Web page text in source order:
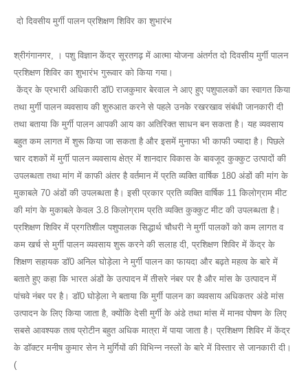
दो दिवसीय मुर्गी पालन प्रशिक्षण शिविर का शुभारंभ
श्रीगंगानगर, । पशु विज्ञान केंद्र सूरतगढ़ में आत्मा योजना अंतर्गत दो दिवसीय मुर्गी पालन
प्रशिक्षण शिविर का शुभारंभ गुरूवार को किया गया।
केंद्र के प्रभारी अधिकारी डॉ0 राजकुमार बेरवाल ने आए हुए पशुपालकों का स्वागत किया
तथा मुर्गी पालन व्यवसाय की शुरुआत करने से पहले उनके रखरखाव संबंधी जानकारी दी
तथा बताया कि मुर्गी पालन आपकी आय का अतिरिक्त साधन बन सकता है। यह व्यवसाय
बहुत कम लागत में शुरू किया जा सकता है और इसमें मुनाफा भी काफी ज्यादा है। पिछले
चार दशकों में मुर्गी पालन व्यवसाय क्षेत्र में शानदार विकास के बावजूद कुक्कुट उत्पादों की
उपलब्धता तथा मांग में काफी अंतर है वर्तमान में प्रति व्यक्ति वार्षिक 180 अंडों की मांग के
मुकाबले 70 अंडों की उपलब्धता है। इसी प्रकार प्रति व्यक्ति वार्षिक 11 किलोग्राम मीट
की मांग के मुकाबले केवल 3.8 किलोग्राम प्रति व्यक्ति कुक्कुट मीट की उपलब्धता है।
प्रशिक्षण शिविर में प्रगतिशील पशुपालक सिद्धार्थ चौधरी ने मुर्गी पालकों को कम लागत व
कम खर्च से मुर्गी पालन व्यवसाय शुरू करने की सलाह दी, प्रशिक्षण शिविर में केंद्र के
शिक्षण सहायक डॉ0 अनिल घोड़ेला ने मुर्गी पालन का फायदा और बढ़ते महत्व के बारे में
बताते हुए कहा कि भारत अंडों के उत्पादन में तीसरे नंबर पर है और मांस के उत्पादन में
पांचवे नंबर पर है। डॉ0 घोड़ेला ने बताया कि मुर्गी पालन का व्यवसाय अधिकतर अंडे मांस
उत्पादन के लिए किया जाता है, क्योंकि देसी मुर्गी के अंडे तथा मांस में मानव पोषण के लिए
सबसे आवश्यक तत्व प्रोटीन बहुत अधिक मात्रा में पाया जाता है। प्रशिक्षण शिविर में केंद्र
के डॉक्टर मनीष कुमार सेन ने मुर्गियों की विभिन्न नस्लों के बारे में विस्तार से जानकारी दी।
(